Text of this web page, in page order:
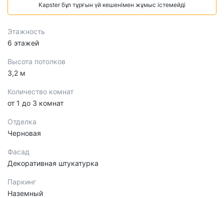
Kapster бұл тұрғын үй кешенімен жұмыс істемейді
Этажность
6 этажей
Высота потолков
3,2 м
Количество комнат
от 1 до 3 комнат
Отделка
Черновая
Фасад
Декоративная штукатурка
Паркинг
Наземный